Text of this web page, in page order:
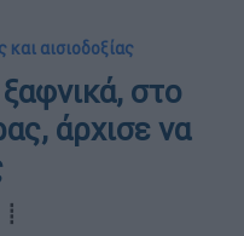
και αισιοδοξίας
στο
άρχισε να